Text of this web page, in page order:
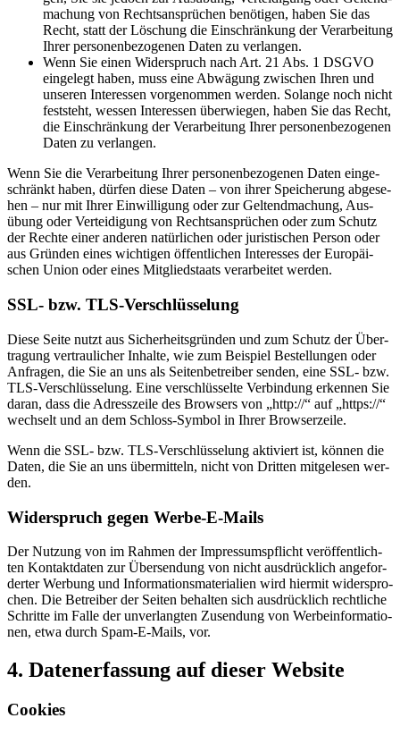
ma­chung von Rechts­an­sprü­chen benö­ti­gen, haben Sie das
Recht, statt der Löschung die Ein­schrän­kung der Ver­ar­bei­tung
Ihrer per­so­nen­be­zo­ge­nen Daten zu ver­lan­gen.
Wenn Sie einen Wider­spruch nach Art. 21 Abs. 1 DSGVO
ein­ge­legt haben, muss eine Abwä­gung zwi­schen Ihren und
unse­ren Inter­es­sen vor­ge­nom­men wer­den. Solan­ge noch nicht
fest­steht, wes­sen Inter­es­sen über­wie­gen, haben Sie das Recht,
die Ein­schrän­kung der Ver­ar­bei­tung Ihrer per­so­nen­be­zo­ge­nen
Daten zu ver­lan­gen.
Wenn Sie die Ver­ar­bei­tung Ihrer per­so­nen­be­zo­ge­nen Daten ein­ge­
schränkt haben, dür­fen die­se Daten – von ihrer Spei­che­rung abge­se­
hen – nur mit Ihrer Ein­wil­li­gung oder zur Gel­tend­ma­chung, Aus­
übung oder Ver­tei­di­gung von Rechts­an­sprü­chen oder zum Schutz
der Rech­te einer ande­ren natür­li­chen oder juris­ti­schen Per­son oder
aus Grün­den eines wich­ti­gen öffent­li­chen Inter­es­ses der Euro­päi­
schen Uni­on oder eines Mit­glied­staats ver­ar­bei­tet wer­den.
SSL- bzw. TLS-Ver­schlüs­se­lung
Die­se Sei­te nutzt aus Sicher­heits­grün­den und zum Schutz der Über­
tra­gung ver­trau­li­cher Inhal­te, wie zum Bei­spiel Bestel­lun­gen oder
Anfra­gen, die Sie an uns als Sei­ten­be­trei­ber sen­den, eine SSL- bzw.
TLS-Ver­schlüs­se­lung. Eine ver­schlüs­sel­te Ver­bin­dung erken­nen Sie
dar­an, dass die Adress­zei­le des Brow­sers von „http://“ auf „https://“
wech­selt und an dem Schloss-Sym­bol in Ihrer Brow­ser­zei­le.
Wenn die SSL- bzw. TLS-Ver­schlüs­se­lung akti­viert ist, kön­nen die
Daten, die Sie an uns über­mit­teln, nicht von Drit­ten mit­ge­le­sen wer­
den.
Wider­spruch gegen Wer­be-E-Mails
Der Nut­zung von im Rah­men der Impres­sums­pflicht ver­öf­fent­lich­
ten Kon­takt­da­ten zur Über­sen­dung von nicht aus­drück­lich ange­for­
der­ter Wer­bung und Infor­ma­ti­ons­ma­te­ria­li­en wird hier­mit wider­spro­
chen. Die Betrei­ber der Sei­ten behal­ten sich aus­drück­lich recht­li­che
Schrit­te im Fal­le der unver­lang­ten Zusen­dung von Wer­be­infor­ma­tio­
nen, etwa durch Spam-E-Mails, vor.
4. Daten­er­fas­sung auf die­ser Web­site
Coo­kies